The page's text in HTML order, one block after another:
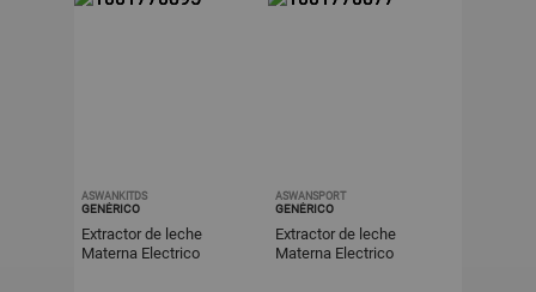
ASWANKITDS
GENÉRICO
Extractor de leche
Materna Electrico
ASWANSPORT
GENÉRICO
Extractor de leche
Materna Electrico